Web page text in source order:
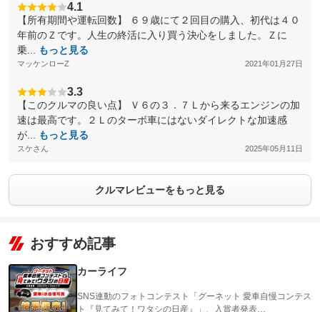
4.1
【所有期間や運転回数】 ６９歳にて２回目の購入、初代は４０
年前のＺです。人生の終活に入り買う決心をしました。Ｚに
乗...
もっと見る
マッケンローZ 2021年01月27日
3.3
【このクルマの良い点】 Ｖ６の３．７Ｌから来るエンジンの加
速は最高です。２Ｌのターボ車にはないダイレクトな加速感
が...
もっと見る
スケさん 2025年05月11日
クルマレビューをもっと見る
おすすめ記事
カーライフ
SNS連動のフォトコンテスト「グーネット 愛車自慢コンテス
ト『見てみて！ワタシの日産』」、入賞者発表…